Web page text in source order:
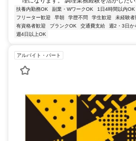
扶養内勤務OK 副業・WワークOK 1日4時間以内OK
フリーター歓迎
早朝 学歴不問 学生歓迎 未経験者
有資格者歓迎
ブランクOK 交通費支給 週2・3日か
週4日以上OK
アルバイト・パート